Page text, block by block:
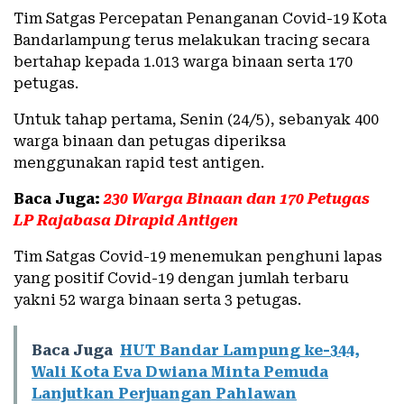
Tim Satgas Percepatan Penanganan Covid-19 Kota
Bandarlampung terus melakukan tracing secara
bertahap kepada 1.013 warga binaan serta 170
petugas.
Untuk tahap pertama, Senin (24/5), sebanyak 400
warga binaan dan petugas diperiksa
menggunakan rapid test antigen.
Baca Juga:230 Warga Binaan dan 170 Petugas
LP Rajabasa Dirapid Antigen
Tim Satgas Covid-19 menemukan penghuni lapas
yang positif Covid-19 dengan jumlah terbaru
yakni 52 warga binaan serta 3 petugas.
Baca Juga HUT Bandar Lampung ke-344,
Wali Kota Eva Dwiana Minta Pemuda
Lanjutkan Perjuangan Pahlawan